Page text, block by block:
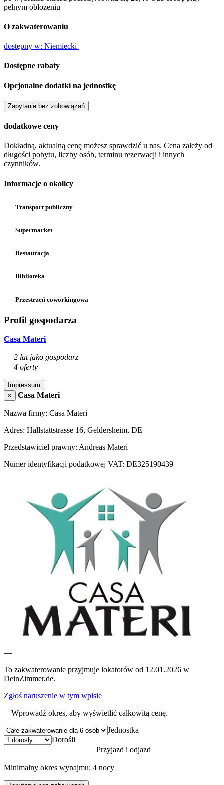
pełnym obłożeniu
O zakwaterowaniu
dostępny w: Niemiecki
Dostępne rabaty
Opcjonalne dodatki na jednostkę
Zapytanie bez zobowiązań
dodatkowe ceny
Dokładną, aktualną cenę możesz sprawdzić u nas. Cena zależy od
długości pobytu, liczby osób, terminu rezerwacji i innych
czynników.
Informacje o okolicy
Transport publiczny
Supermarket
Restauracja
Biblioteka
Przestrzeń coworkingowa
Profil gospodarza
Casa Materi
2 lat jako gospodarz
4 oferty
Impressum
×
Casa Materi
Nazwa firmy: Casa Materi
Adres: Hallstattstrasse 16, Geldersheim, DE
Przedstawiciel prawny: Andreas Materi
Numer identyfikacji podatkowej VAT: DE325190439
—
To zakwaterowanie przyjmuje lokatorów od 12.01.2026 w
DeinZimmer.de.
Zgłoś naruszenie w tym wpisie
Wprowadź okres, aby wyświetlić całkowitą cenę.
Jednostka
Dorośli
Przyjazd i odjazd
Minimalny okres wynajmu: 4 nocy